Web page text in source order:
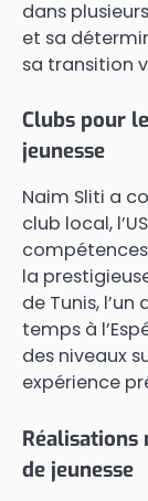
dans
et sa
sa transition
Clubs pour
jeunesse
Naim Sliti a
club local,
la
de Tunis,
temps à
des niveaux
expérience
de jeunesse